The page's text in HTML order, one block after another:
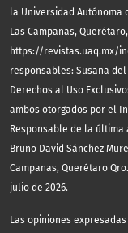
la Universidad Autónoma
Las Campanas, Querétaro,
https://revistas.uaq.mx/
responsables: Susana
Derechos al Uso
ambos otorgados por el
Responsable de la última
Bruno David Sánchez
Campanas, Querétaro
julio de 2026.
Las opiniones